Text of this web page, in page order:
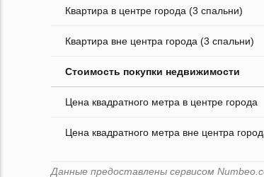
Квартира в центре города (3 спальни)
Квартира вне центра города (3 спальни)
Стоимость покупки недвижимости
Цена квадратного метра в центре города
Цена квадратного метра вне центра
Данные предоставлены сервисом